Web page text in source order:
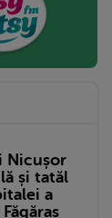
Nicușor
și tatăl
a